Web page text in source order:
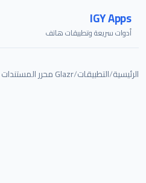
IGY Apps
أدوات سريعة وتطبيقات هاتف
الرئيسية/التطبيقات/Glazr محرر المستندات برو